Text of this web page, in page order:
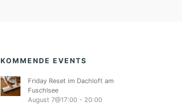
KOMMENDE EVENTS
Friday Reset im Dachloft am
Fuschlsee
August 7@17:00- 20:00